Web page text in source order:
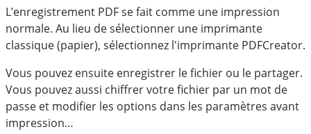
L’enregistrement PDF se fait comme une impression
normale. Au lieu de sélectionner une imprimante
classique (papier), sélectionnez l'imprimante PDFCreator.
Vous pouvez ensuite enregistrer le fichier ou le partager.
Vous pouvez aussi chiffrer votre fichier par un mot de
passe et modifier les options dans les paramètres avant
impression…